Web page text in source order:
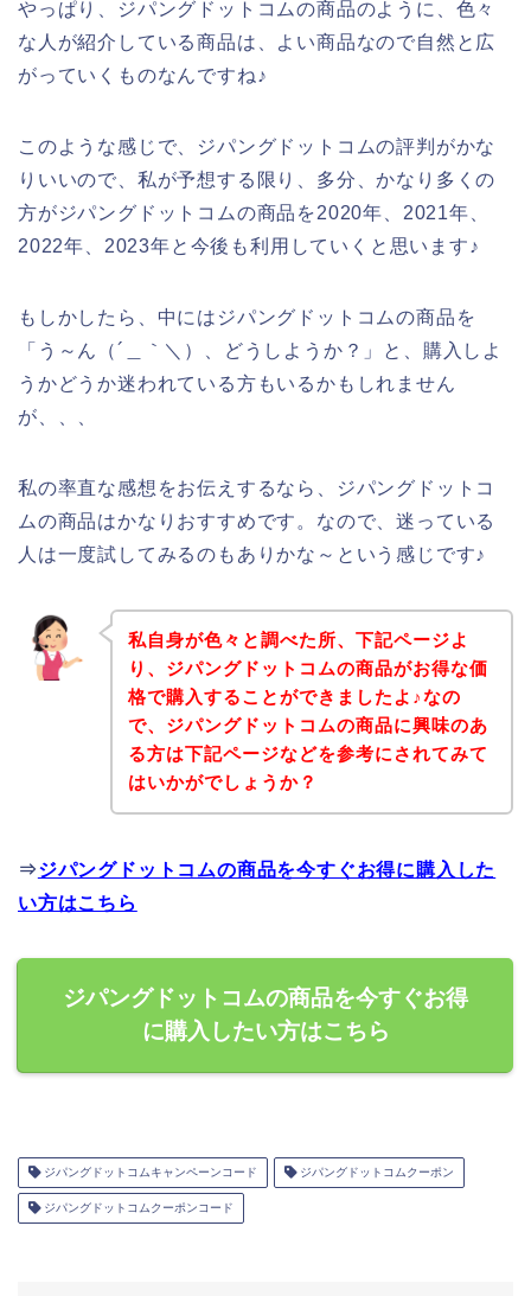
やっぱり、ジパングドットコムの商品のように、色々
な人が紹介している商品は、よい商品なので自然と広
がっていくものなんですね♪
このような感じで、ジパングドットコムの評判がかな
りいいので、私が予想する限り、多分、かなり多くの
方がジパングドットコムの商品を2020年、2021年、
2022年、2023年と今後も利用していくと思います♪
もしかしたら、中にはジパングドットコムの商品を
「う～ん（´＿｀＼）、どうしようか？」と、購入しよ
うかどうか迷われている方もいるかもしれません
が、、、
私の率直な感想をお伝えするなら、ジパングドットコ
ムの商品はかなりおすすめです。なので、迷っている
人は一度試してみるのもありかな～という感じです♪
私自身が色々と調べた所、下記ページよ
り、ジパングドットコムの商品がお得な価
格で購入することができましたよ♪なの
で、ジパングドットコムの商品に興味のあ
る方は下記ページなどを参考にされてみて
はいかがでしょうか？
⇒ジパングドットコムの商品を今すぐお得に購入した
い方はこちら
ジパングドットコムの商品を今すぐお得
に購入したい方はこちら
ジパングドットコムキャンペーンコード ジパングドットコムクーポン
ジパングドットコムクーポンコード